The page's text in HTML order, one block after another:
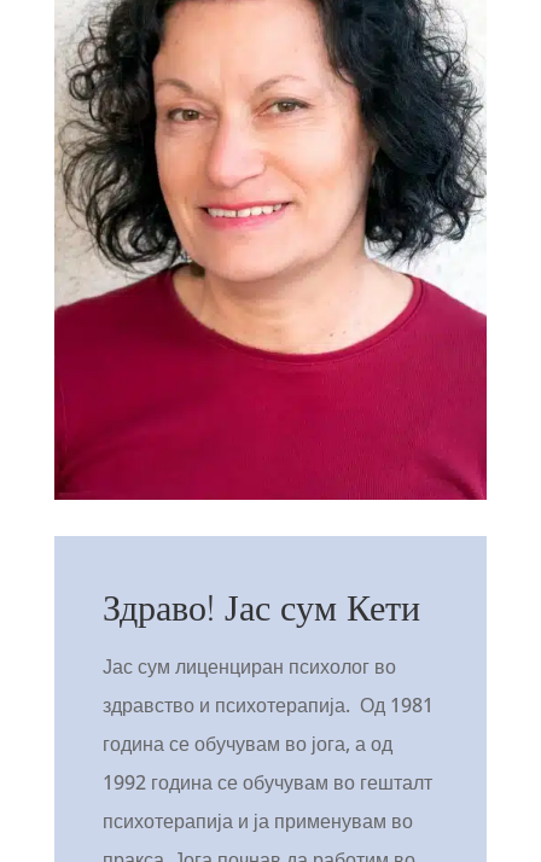
Здраво! Јас сум Кети
Јас сум лиценциран психолог во
здравство и психотерапија. Од 1981
година се обучувам во јога, а од
1992 година се обучувам во гешталт
психотерапија и ја применувам во